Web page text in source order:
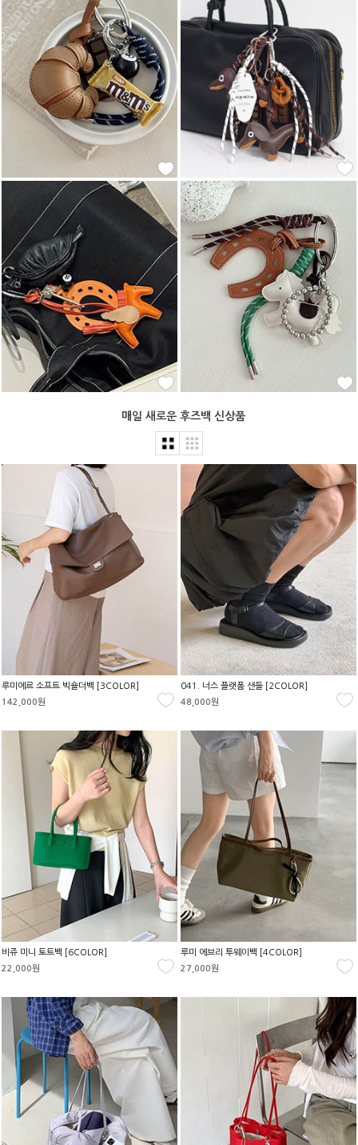
매일 새로운 후즈백 신상품
루미에르 소프트 빅숄더백 [3COLOR]
142,000원
041. 너스 플랫폼 샌들 [2COLOR]
48,000원
비쥬 미니 토트백 [6COLOR]
22,000원
루미 에브리 투웨이백 [4COLOR]
27,000원